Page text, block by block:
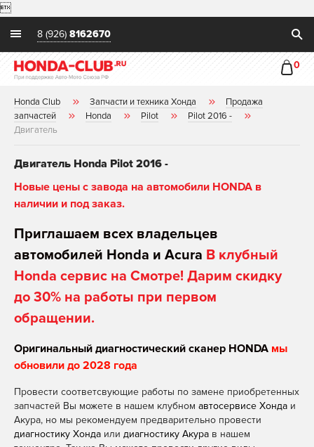

8 (926) 8162670
0
Honda Club Запчасти и техника Хонда
Продажа
запчастей
Honda Pilot
Pilot 2016 -
Двигатель
Двигатель Honda Pilot 2016 -
Новые цены с завода на автомобили HONDA в
наличии и под заказ.
Приглашаем всех владельцев
автомобилей Honda и Acura В клубный
Honda сервис на Смотре! Дарим скидку
до 30% на работы при первом
обращении.
Оригинальный диагностический сканер HONDA мы
обновили до 2028 года
Провести соответсвующие работы по замене приобретенных
запчастей Вы можете в нашем клубном автосервисе Хонда и
Акура, но мы рекомендуем предварительно провести
диагностику Хонда или диагностику Акура в нашем